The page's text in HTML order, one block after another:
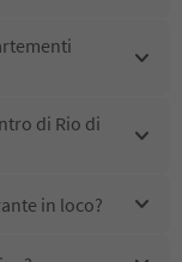
di Rio di
in loco?